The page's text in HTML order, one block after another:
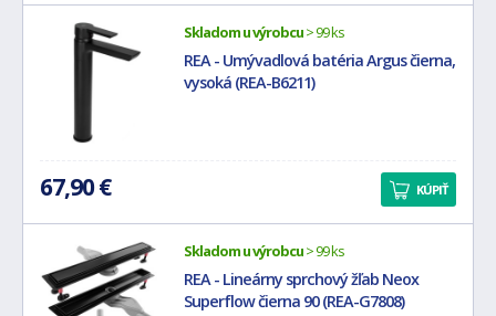
Skladom u výrobcu> 99 ks
REA - Umývadlová batéria Argus čierna,
vysoká (REA-B6211)
67,90 € KÚPIŤ
Skladom u výrobcu> 99 ks
REA - Lineárny sprchový žľab Neox
Superflow čierna 90 (REA-G7808)